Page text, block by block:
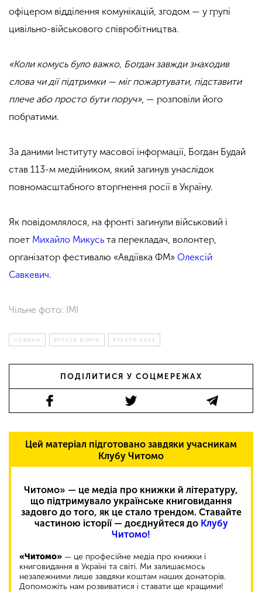
офіцером відділення комунікацій, згодом — у групі
цивільно-військового співробітництва.
«Коли комусь було важко, Богдан завжди знаходив
слова чи дії підтримки — міг пожартувати, підставити
плече або просто бути поруч», — розповіли його
побратими.
За даними Інституту масової інформації, Богдан Будай
став 113-м медійником, який загинув унаслідок
повномасштабного вторгнення росії в Україну.
Як повідомлялося, на фронті загинули військовий і
поет Михайло Микусь та перекладач, волонтер,
організатор фестивалю «Авдіївка ФМ» Олексій
Савкевич.
Чільне фото: ІМІ
НОВИНИ ВТРАТИ ВІЙНИ ВТРАТИ-2025
ПОДІЛИТИСЯ У СОЦМЕРЕЖАХ
Цей матеріал підготовано завдяки учасникам
Клубу Читомо
Читомо» — це медіа про книжки й літературу,
що підтримувало українське книговидання
задовго до того, як це стало трендом. Ставайте
частиною історії — доєднуйтеся до Клубу
Читомо!
«Читомо» — це професійне медіа про книжки і
книговидання в Україні та світі. Ми залишаємось
незалежними лише завдяки коштам наших донаторів.
Допоможіть нам розвиватися і ставати ще кращими!